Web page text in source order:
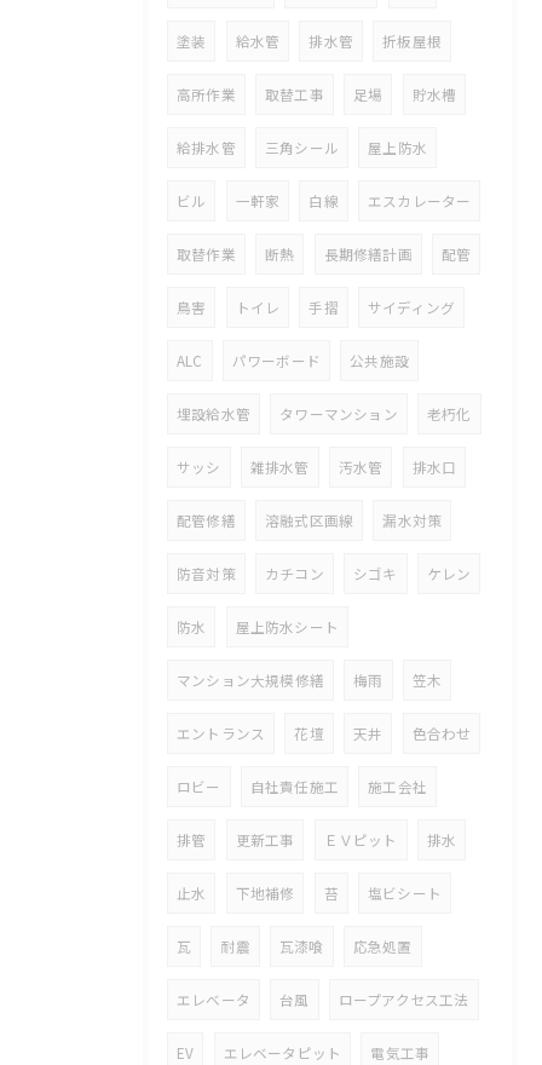
塗装 給水管 排水管 折板屋根
高所作業 取替工事 足場 貯水槽
給排水管 三角シール 屋上防水
ビル 一軒家 白線 エスカレーター
取替作業 断熱 長期修繕計画 配管
鳥害 トイレ 手摺 サイディング
ALC パワーボード 公共施設
埋設給水管 タワーマンション 老朽化
サッシ 雑排水管 汚水管 排水口
配管修繕 溶融式区画線 漏水対策
防音対策 カチコン シゴキ ケレン
防水 屋上防水シート
マンション大規模修繕 梅雨 笠木
エントランス 花壇 天井 色合わせ
ロビー 自社責任施工 施工会社
排管 更新工事 ＥＶピット 排水
止水 下地補修 苔 塩ビシート
瓦 耐震 瓦漆喰 応急処置
エレベータ 台風 ロープアクセス工法
EV エレベータピット 電気工事